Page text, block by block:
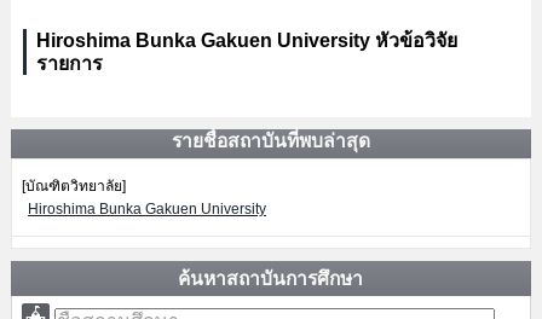
Hiroshima Bunka Gakuen University หัวข้อวิจัย
รายการ
รายชื่อสถาบันที่พบล่าสุด
[บัณฑิตวิทยาลัย]
Hiroshima Bunka Gakuen University
ค้นหาสถาบันการศึกษา